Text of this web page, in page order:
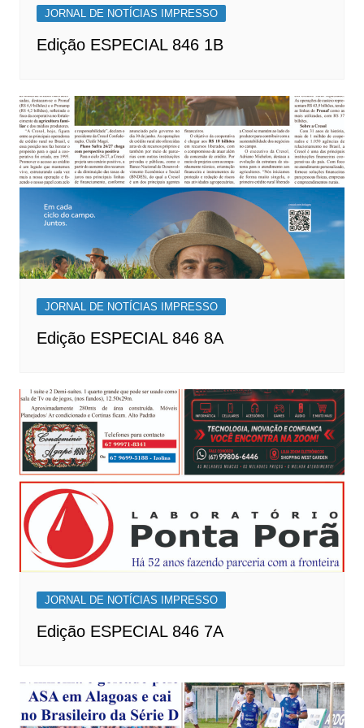
JORNAL DE NOTÍCIAS IMPRESSO
Edição ESPECIAL 846 1B
JORNAL DE NOTÍCIAS IMPRESSO
Edição ESPECIAL 846 8A
JORNAL DE NOTÍCIAS IMPRESSO
Edição ESPECIAL 846 7A